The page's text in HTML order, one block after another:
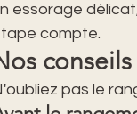
essorage
compte.
pas le